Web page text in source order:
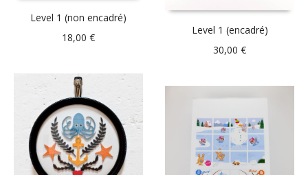
Level 1 (non encadré)
18,00 €
Level 1 (encadré)
30,00€